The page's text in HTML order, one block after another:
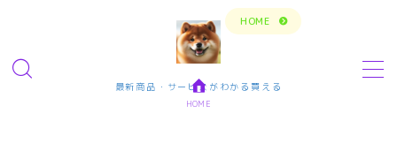
トップページに戻る HOME
最新商品・サービスがわかる買える
MENU
HOME